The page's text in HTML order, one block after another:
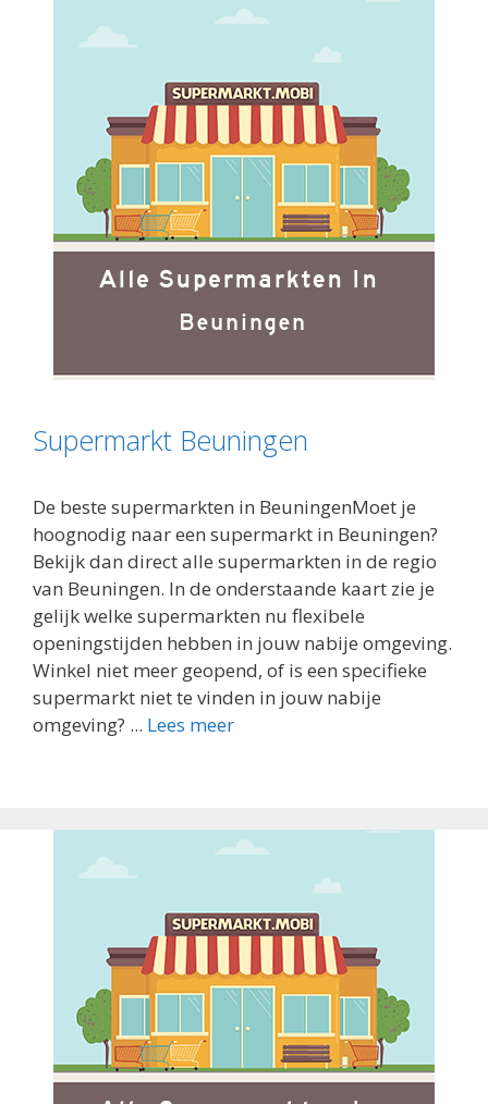
Supermarkt Beuningen
De beste supermarkten in BeuningenMoet je
hoognodig naar een supermarkt in Beuningen?
Bekijk dan direct alle supermarkten in de regio
van Beuningen. In de onderstaande kaart zie je
gelijk welke supermarkten nu flexibele
openingstijden hebben in jouw nabije omgeving.
Winkel niet meer geopend, of is een specifieke
supermarkt niet te vinden in jouw nabije
omgeving? ... Lees meer